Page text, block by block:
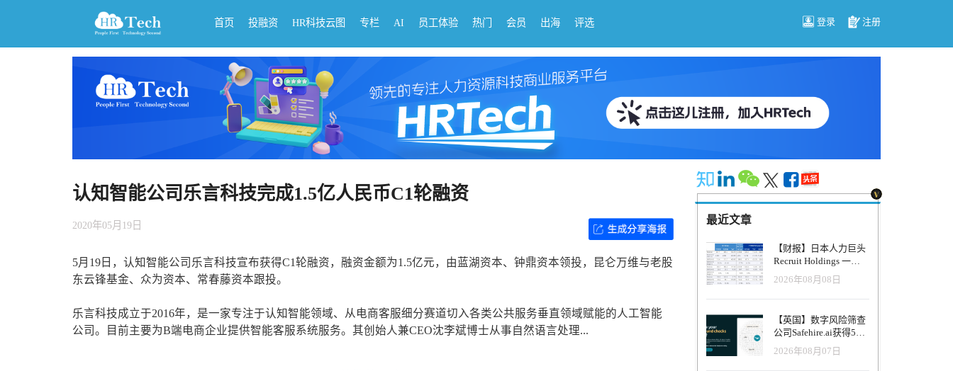
首页 投融资 HR科技云图 专栏 AI 员工体验 热门 会员 出海 评选 登录 注册
认知智能公司乐言科技完成1.5亿人民币C1轮融资
2020年05月19日
5月19日，认知智能公司乐言科技宣布获得C1轮融资，融资金额为1.5亿元，由蓝湖资本、钟鼎资本领投，昆仑万维与老股
东云锋基金、众为资本、常春藤资本跟投。
乐言科技成立于2016年，是一家专注于认知智能领域、从电商客服细分赛道切入各类公共服务垂直领域赋能的人工智能
公司。目前主要为B端电商企业提供智能客服系统服务。其创始人兼CEO沈李斌博士从事自然语言处理...
最近文章
【财报】日本人力巨头
Recruit Holdings 一季
度营收破1.04万亿日
元：Indeed美国收入逆
势增长30%，AI招聘推
2026年08月08日
【英国】数字风险筛查
公司Safehire.ai获得50
万英镑融资，重塑招聘
风控体系
2026年08月07日